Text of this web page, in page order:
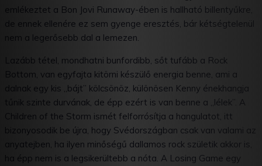
emlékeztet a Bon Jovi Runaway-ében is hallható billentyűkre,
de ennek ellenére ez sem gyenge eresztés, bár kétségtelenül
nem a legerősebb dal a lemezen.
Lazább tétel, mondhatni bunfordibb, sőt tufább a Rock
Bottom, van egyfajta kitörni készülő energia benne, ami a
dalnak egy kis „bájt” kölcsönöz, különösen Kenny énekhangja
tűnik szinte durvának, de épp ezért is van benne a „lélek”. A
Children of the Storm ismét felforrósítja a hangulatot, itt
bizonyosodik be újra, hogy Svédországban csak van valami az
anyatejben, ha ilyen minőségű dallamos rock születik akkor is,
ha épp nem is a legsikerültebb a nóta. A Losing Game egy